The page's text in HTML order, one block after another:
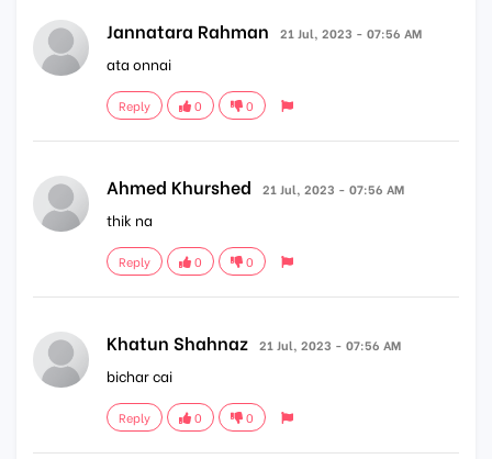
Jannatara Rahman 21 Jul, 2023 - 07:56 AM
ata onnai
Reply 0 0
Ahmed Khurshed 21 Jul, 2023 - 07:56 AM
thik na
Reply 0 0
Khatun Shahnaz 21 Jul, 2023 - 07:56 AM
bichar cai
Reply 0 0